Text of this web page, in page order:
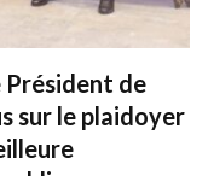
Président de
sur le plaidoyer